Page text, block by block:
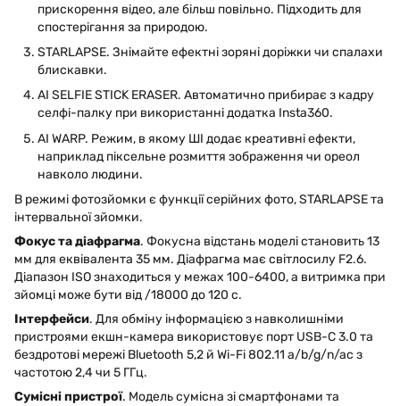
прискорення відео, але більш повільно. Підходить для
спостерігання за природою.
STARLAPSE. Знімайте ефектні зоряні доріжки чи спалахи
блискавки.
AI SELFIE STICK ERASER. Автоматично прибирає з кадру
селфі-палку при використанні додатка Insta360.
AI WARP. Режим, в якому ШІ додає креативні ефекти,
наприклад піксельне розмиття зображення чи ореол
навколо людини.
В режимі фотозйомки є функції серійних фото, STARLAPSE та
інтервальної зйомки.
Фокус та діафрагма. Фокусна відстань моделі становить 13
мм для еквівалента 35 мм. Діафрагма має світлосилу F2.6.
Діапазон ISO знаходиться у межах 100-6400, а витримка при
зйомці може бути від /18000 до 120 с.
Інтерфейси. Для обміну інформацією з навколишніми
пристроями екшн-камера використовує порт USB-C 3.0 та
бездротові мережі Bluetooth 5,2 й Wi-Fi 802.11 a/b/g/n/ac з
частотою 2,4 чи 5 ГГц.
Сумісні пристрої. Модель сумісна зі смартфонами та